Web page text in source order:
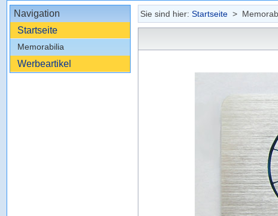
Navigation
Startseite
Memorabilia
Werbeartikel
Sie sind hier: Startseite >